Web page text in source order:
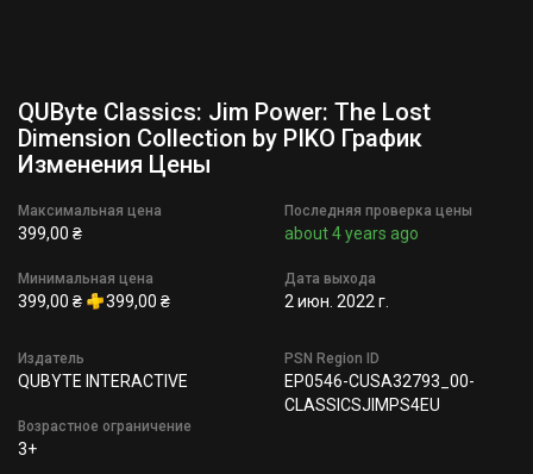
QUByte Classics: Jim Power: The Lost
Dimension Collection by PIKO График
Изменения Цены
Максимальная цена
399,00 ₴
Минимальная цена
399,00 ₴ 399,00 ₴
Последняя проверка цены
about 4 years ago
Дата выхода
2 июн. 2022 г.
Издатель
QUBYTE INTERACTIVE
Возрастное ограничение
3+
PSN Region ID
EP0546-CUSA32793_00-
CLASSICSJIMPS4EU